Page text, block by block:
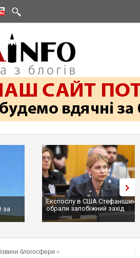
за
Експослу в США
обрали запобіжний захід
блогосфери »